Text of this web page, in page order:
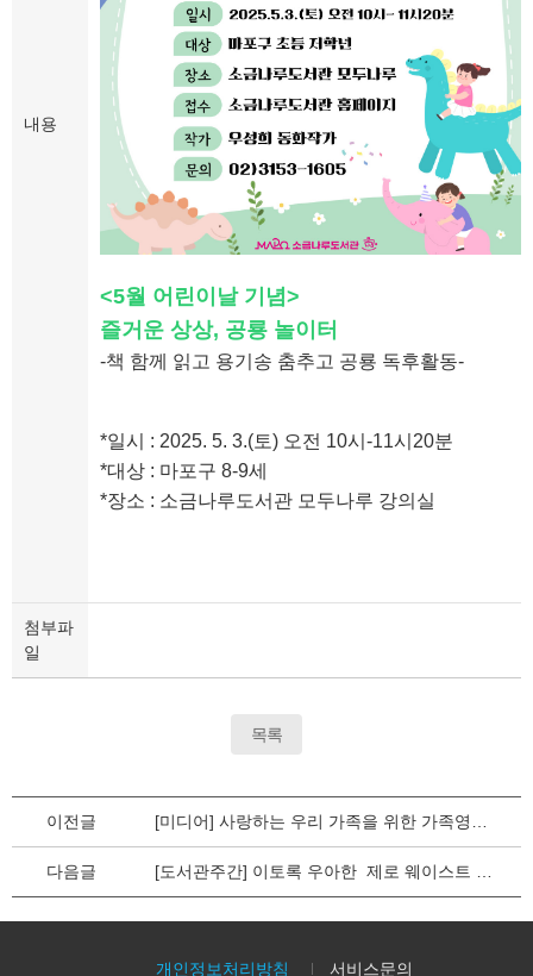
내용
<5월 어린이날 기념>
즐거운 상상, 공룡 놀이터
-책 함께 읽고 용기송 춤추고 공룡 독후활동-
*일시 : 2025. 5. 3.(토) 오전 10시-11시20분
*대상 : 마포구 8-9세
*장소 : 소금나루도서관 모두나루 강의실
첨부파
일
목록
이전글
다음글
개인정보처리방침 서비스문의